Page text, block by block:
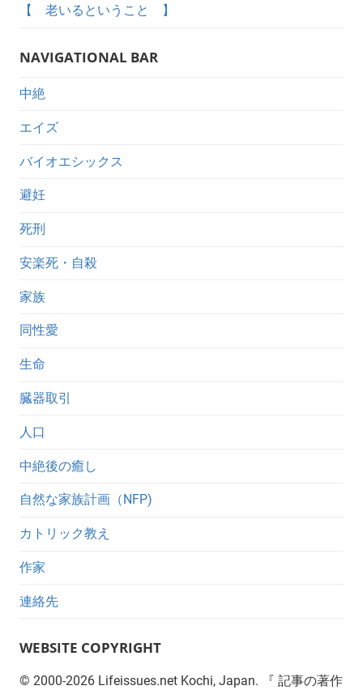
【 老いるということ 】
NAVIGATIONAL BAR
中絶
エイズ
バイオエシックス
避妊
死刑
安楽死・自殺
家族
同性愛
生命
臓器取引
人口
中絶後の癒し
自然な家族計画（NFP)
カトリック教え
作家
連絡先
WEBSITE COPYRIGHT
© 2000-2026 Lifeissues.net Kochi, Japan. 『 記事の著作